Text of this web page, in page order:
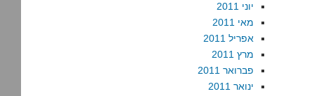
יוני 2011
מאי 2011
אפריל 2011
מרץ 2011
פברואר 2011
ינואר 2011